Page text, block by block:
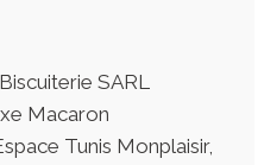
SARL
Macaron
Tunis Monplaisir,